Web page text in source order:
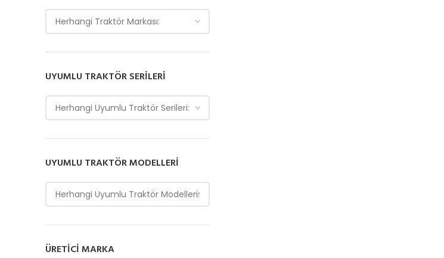
Herhangi Traktör Markası:
UYUMLU TRAKTÖR SERILERI
Herhangi Uyumlu Traktör Serileri:
UYUMLU TRAKTÖR MODELLERI
Herhangi Uyumlu Traktör Modelleri:
ÜRETICI MARKA